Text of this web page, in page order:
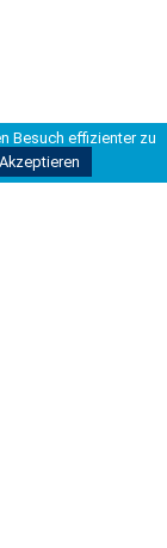
Besuch effizienter zu
Akzeptieren